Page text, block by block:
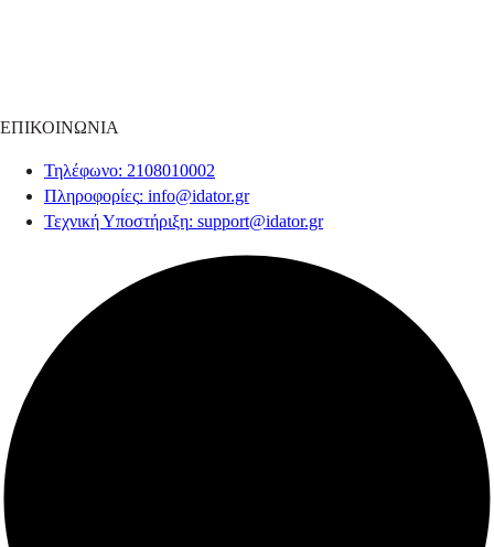
ΕΠΙΚΟΙΝΩΝΙΑ
Τηλέφωνο: 2108010002
Πληροφορίες: info@idator.gr
Τεχνική Υποστήριξη: support@idator.gr